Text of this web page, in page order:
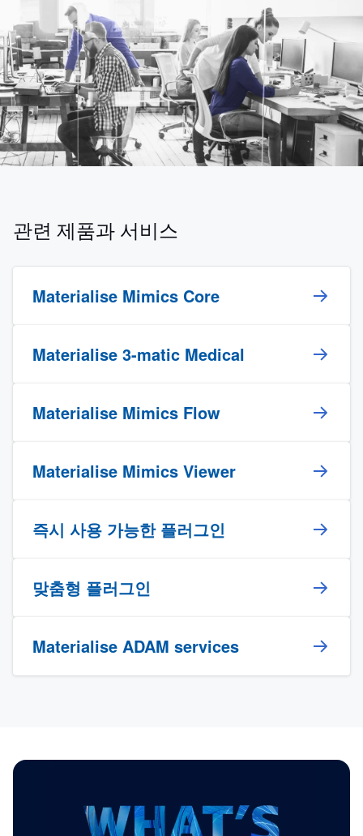
관련 제품과 서비스
Materialise Mimics Core
Materialise 3-matic Medical
Materialise Mimics Flow
Materialise Mimics Viewer
즉시 사용 가능한 플러그인
맞춤형 플러그인
Materialise ADAM services